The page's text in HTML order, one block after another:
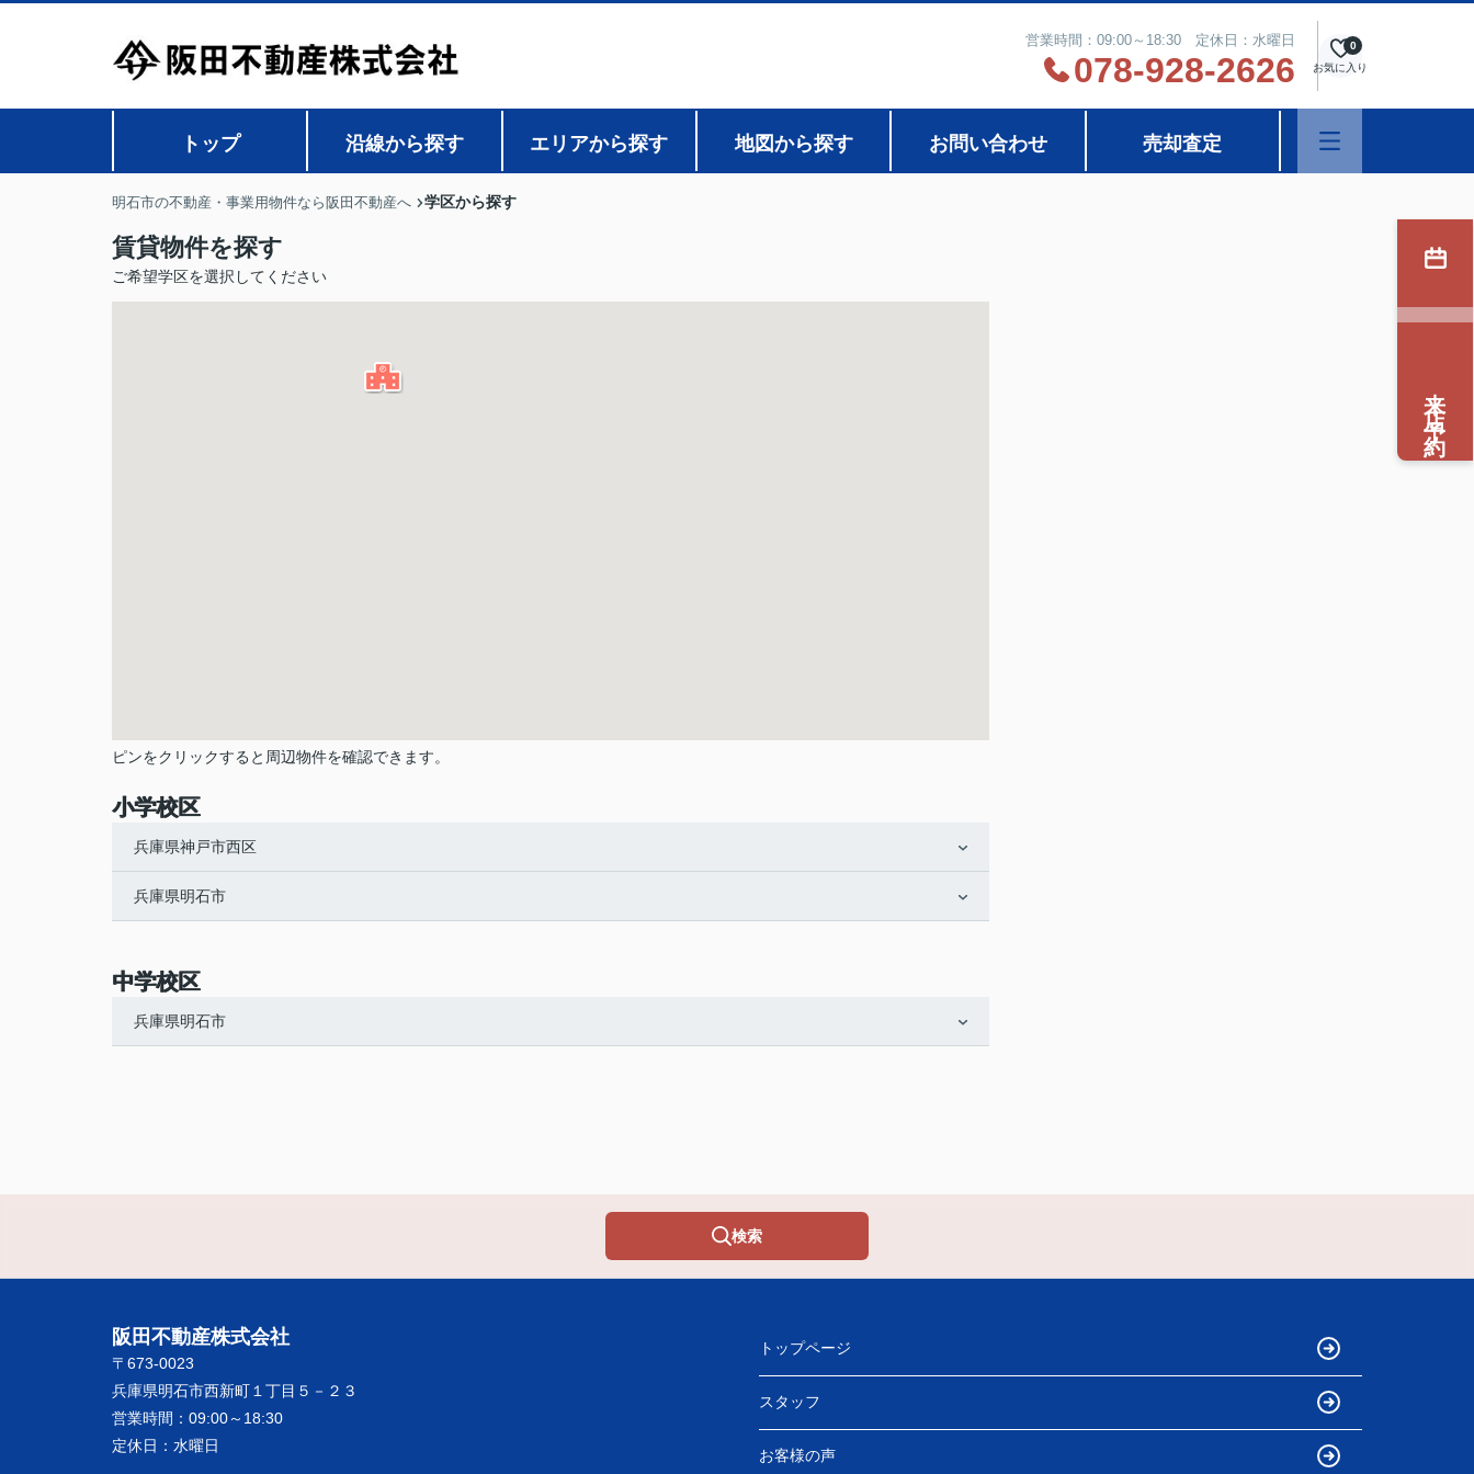
営業時間：09:00～18:30 定休日：水曜日
078-928-2626 お気に入り
0
トップ 沿線から探す エリアから探す 地図から探す お問い合わせ 売却査定
明石市の不動産・事業用物件なら阪田不動産へ 学区から探す
賃貸物件を探す
ご希望学区を選択してください
ピンをクリックすると周辺物件を確認できます。
小学校区
兵庫県神戸市西区
兵庫県明石市
中学校区
兵庫県明石市
検索
来店予約
阪田不動産株式会社
〒673-0023
兵庫県明石市西新町１丁目５－２３
営業時間： 09:00～18:30
定休日： 水曜日
トップページ
スタッフ
お客様の声